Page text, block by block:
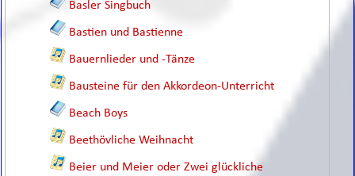
Basler Singbuch
Bastien und Bastienne
Bauernlieder und -Tänze
Bausteine für den Akkordeon-Unterricht
Beach Boys
Beethövliche Weihnacht
Beier und Meier oder Zwei glückliche